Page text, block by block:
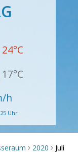
24°C
17°C
h
Uhr
> 2020 > Juli